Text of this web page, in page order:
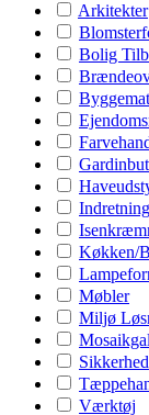
Arkitekter
Bolig
Køkken/
Møbler
Miljø
Sikkerhed
Værktøj